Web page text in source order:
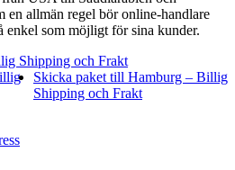
en allmän regel bör online-handlare
enkel som möjligt för sina kunder.
Shipping och Frakt
Skicka paket till Hamburg – Billig
Shipping och Frakt